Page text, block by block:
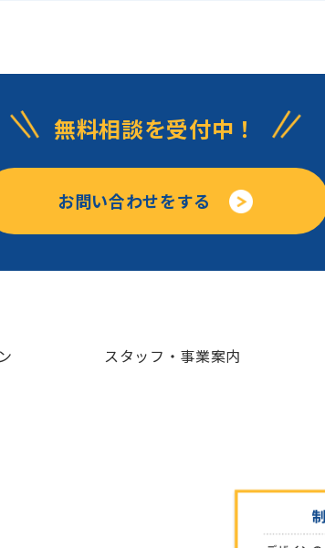
無料相談を受付中！
お問い合わせをする
スタッフ・事業案内